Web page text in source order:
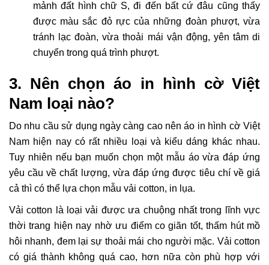
mảnh đất hình chữ S, đi đến bất cứ đâu cũng thấy
được màu sắc đỏ rực của những đoàn phượt, vừa
tránh lạc đoàn, vừa thoải mái vận động, yên tâm di
chuyển trong quá trình phượt.
3. Nên chọn áo in hình cờ Việt
Nam loại nào?
Do nhu cầu sử dụng ngày càng cao nên áo in hình cờ Việt
Nam hiện nay có rất nhiều loại và kiểu dáng khác nhau.
Tuy nhiên nếu bạn muốn chọn một mẫu áo vừa đáp ứng
yêu cầu về chất lượng, vừa đáp ứng được tiêu chí về giá
cả thì có thể lựa chọn mẫu vải cotton, in lụa.
Vải cotton là loại vải được ưa chuộng nhất trong lĩnh vực
thời trang hiện nay nhờ ưu điểm co giãn tốt, thấm hút mồ
hôi nhanh, đem lại sự thoải mái cho người mặc. Vải cotton
có giá thành không quá cao, hơn nữa còn phù hợp với